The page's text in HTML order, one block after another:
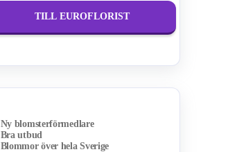
TILL EUROFLORIST
Ny blomsterförmedlare
Bra utbud
Blommor över hela Sverige